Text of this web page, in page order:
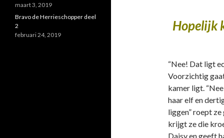
Hopelijk
“Nee! Dat ligt
Voorzichtig
kamer ligt.
haar elf en
liggen” roept
krijgt ze die
Daisy en geeft
maart 3, 2019
Bravo de Herrieschopper deel
2
februari 24, 2019